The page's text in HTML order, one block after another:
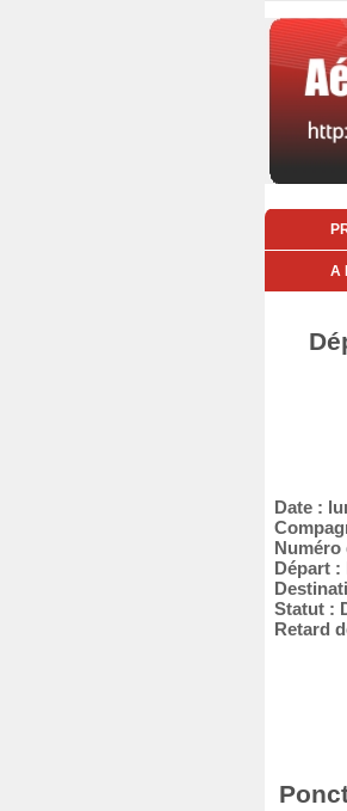
A
Date :
Numéro
Départ :
Statut :
Retard